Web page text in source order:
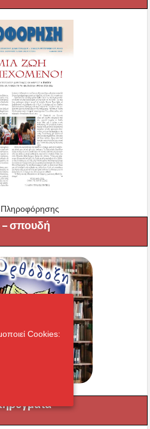
Πληροφόρησης
– σπουδή
Cookies: